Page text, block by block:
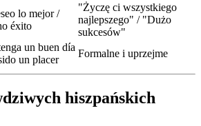
lo mejor /
éxito
"Życzę ci wszystkiego
najlepszego" / "Dużo
sukcesów"
un buen día
un placer
Formalne i uprzejme
hiszpańskich